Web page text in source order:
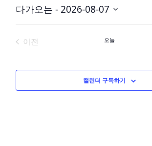
항
다가오는 - 2026-08-07
날
를
택
세
이전
오늘
캘린더 구독하기